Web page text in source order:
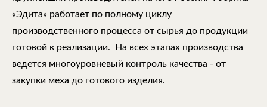
«Эдита» работает по полному циклу
производственного процесса от сырья до продукции
готовой к реализации. На всех этапах производства
ведется многоуровневый контроль качества - от
закупки меха до готового изделия.